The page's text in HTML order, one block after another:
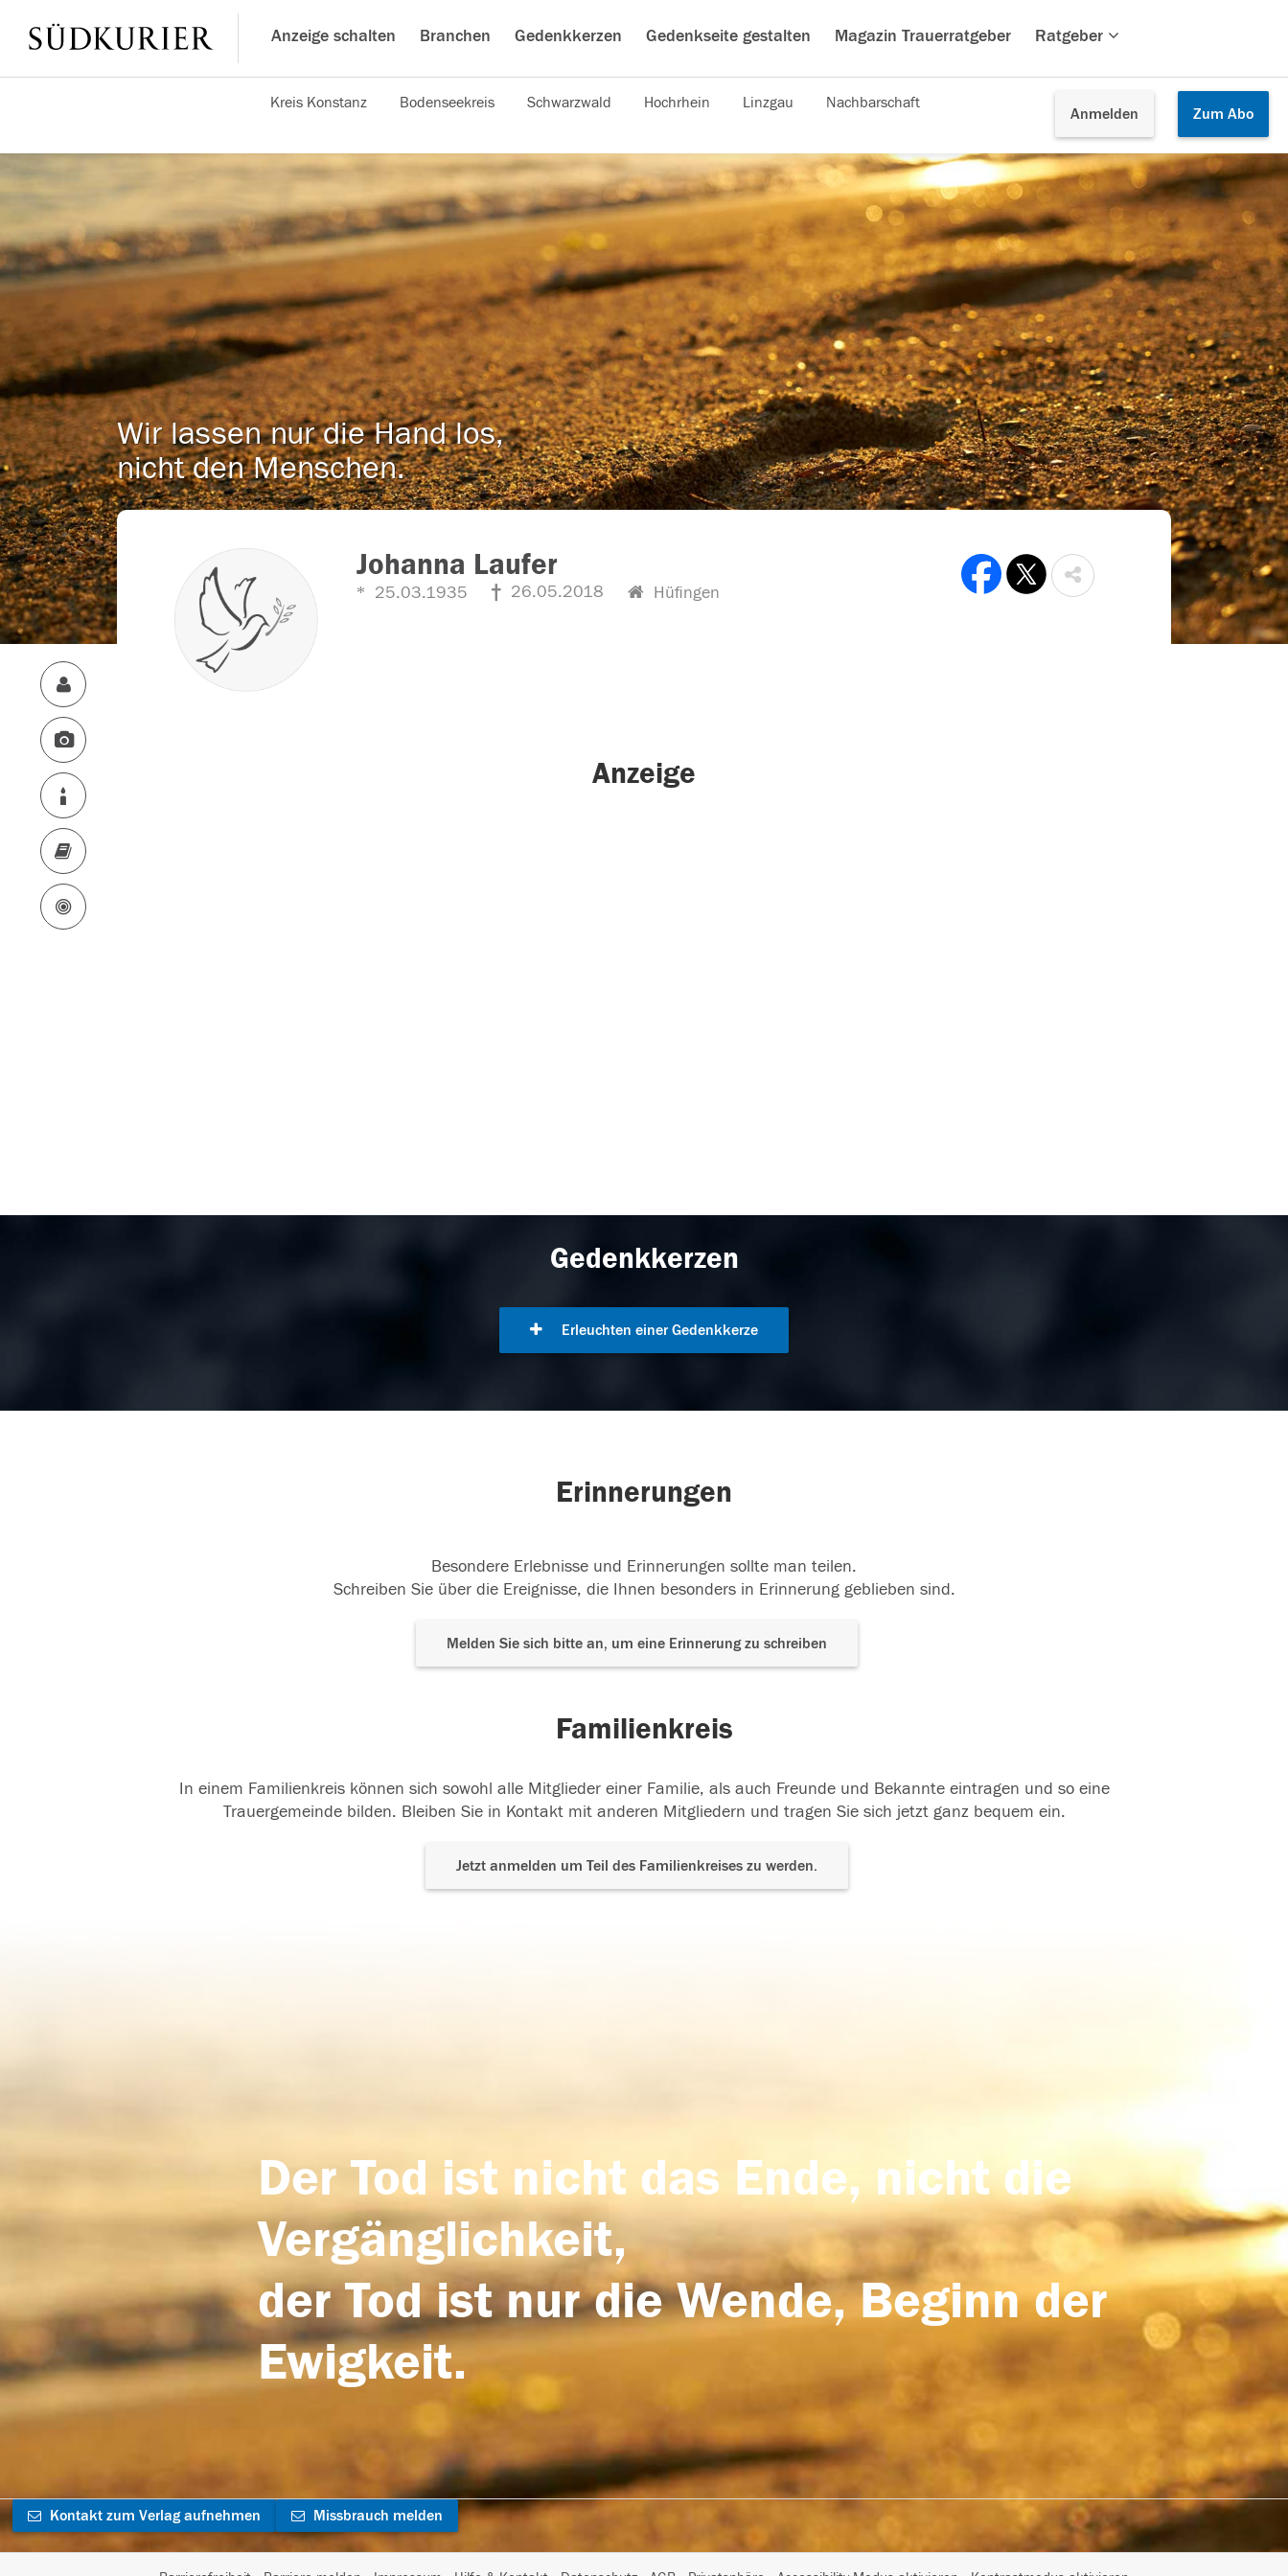
Anzeige schalten Branchen Gedenkkerzen Gedenkseite gestalten Magazin Trauerratgeber Ratgeber
Anmelden Zum Abo
Kreis Konstanz Bodenseekreis Schwarzwald Hochrhein Linzgau Nachbarschaft
Wir lassen nur die Hand los,
nicht den Menschen.
Johanna Laufer
25.03.1935 26.05.2018 Hüfingen
Anzeige
Gedenkkerzen
Erleuchten einer Gedenkkerze
Erinnerungen
Besondere Erlebnisse und Erinnerungen sollte man teilen.
Schreiben Sie über die Ereignisse, die Ihnen besonders in Erinnerung geblieben sind.
Melden Sie sich bitte an, um eine Erinnerung zu schreiben
Familienkreis
In einem Familienkreis können sich sowohl alle Mitglieder einer Familie, als auch Freunde und Bekannte eintragen und so eine
Trauergemeinde bilden. Bleiben Sie in Kontakt mit anderen Mitgliedern und tragen Sie sich jetzt ganz bequem ein.
Jetzt anmelden um Teil des Familienkreises zu werden.
Der Tod ist nicht das Ende, nicht die
Vergänglichkeit,
der Tod ist nur die Wende, Beginn der
Ewigkeit.
Kontakt zum Verlag aufnehmen Missbrauch melden